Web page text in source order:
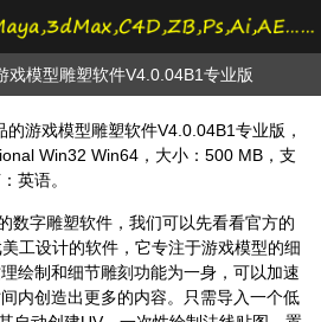
戏模型雕塑软件V4.0.04B1专业版
游戏模型雕塑软件V4.0.04B1专业版，
Win32 Win64，大小：500 MB，支
英语。
数字雕塑软件，我们可以先看看官方的
工设计的软件，它专注于游戏模型的细
绘制和细节雕刻功能为一身，可以加速
内创造出更多的内容。只需导入一个低